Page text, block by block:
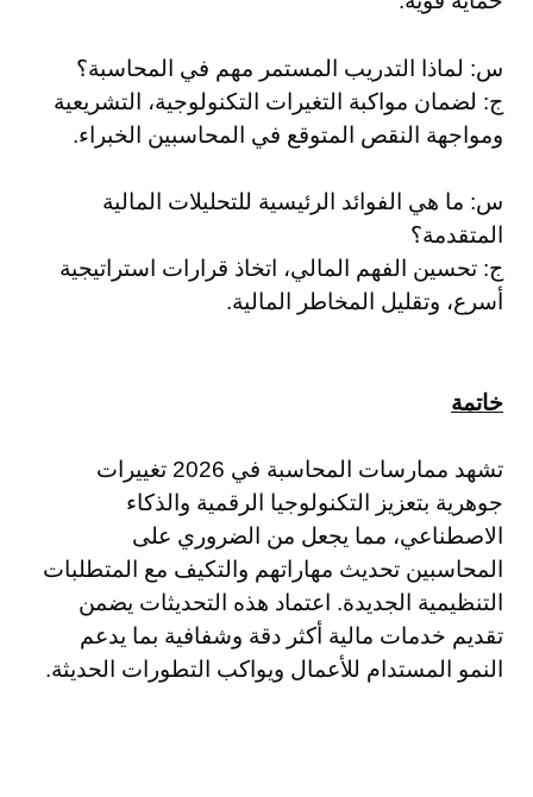
س: لماذا التدريب المستمر مهم في المحاسبة؟
ج: لضمان مواكبة التغيرات التكنولوجية، التشريعية
ومواجهة النقص المتوقع في المحاسبين الخبراء.
س: ما هي الفوائد الرئيسية للتحليلات المالية
المتقدمة؟
ج: تحسين الفهم المالي، اتخاذ قرارات استراتيجية
أسرع، وتقليل المخاطر المالية.
خاتمة
تشهد ممارسات المحاسبة في 2026 تغييرات
جوهرية بتعزيز التكنولوجيا الرقمية والذكاء
الاصطناعي، مما يجعل من الضروري على
المحاسبين تحديث مهاراتهم والتكيف مع المتطلبات
التنظيمية الجديدة. اعتماد هذه التحديثات يضمن
تقديم خدمات مالية أكثر دقة وشفافية بما يدعم
النمو المستدام للأعمال ويواكب التطورات الحديثة.